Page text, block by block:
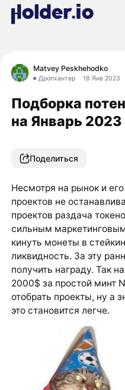
Matvey Peskhehodko
Дропхантер 18 Янв 2023
Подборка
на Январь 2023
Поделиться
Несмотря на рынок и
проектов не
проектов раздача
сильным
кинуть монеты в
ликвидность. За эту
получить награду. Так
2000$ за простой минт
отобрать проекты, ну а
это становится легче.